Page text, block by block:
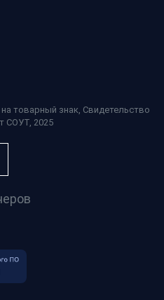
товарный знак, Свидетельство
СОУТ, 2025